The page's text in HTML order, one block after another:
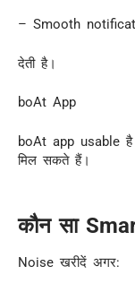
– Smooth
देती है।
boAt App
boAt app usable
मिल सकते हैं।
कौन सा
Noise खरीदें अगर: